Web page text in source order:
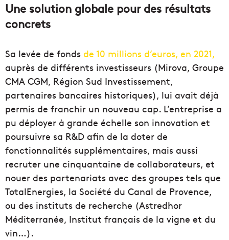
Une solution globale pour des résultats
concrets
Sa levée de fonds de 10 millions d’euros, en 2021,
auprès de différents investisseurs (Mirova, Groupe
CMA CGM, Région Sud Investissement,
partenaires bancaires historiques), lui avait déjà
permis de franchir un nouveau cap. L’entreprise a
pu déployer à grande échelle son innovation et
poursuivre sa R&D afin de la doter de
fonctionnalités supplémentaires, mais aussi
recruter une cinquantaine de collaborateurs, et
nouer des partenariats avec des groupes tels que
TotalEnergies, la Société du Canal de Provence,
ou des instituts de recherche (Astredhor
Méditerranée, Institut français de la vigne et du
vin…).